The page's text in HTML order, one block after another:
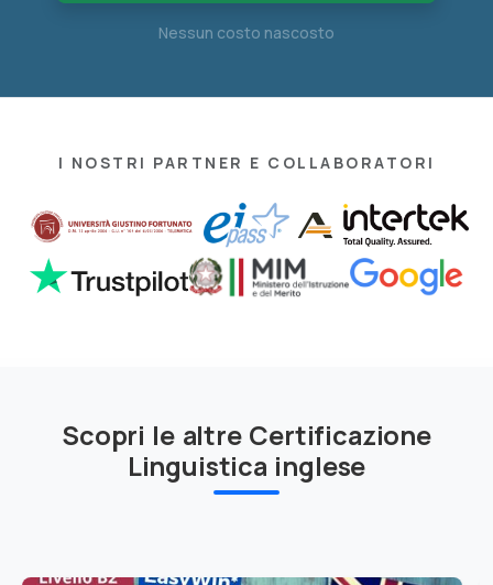
Nessun costo nascosto
I NOSTRI PARTNER E COLLABORATORI
Scopri le altre Certificazione
Linguistica inglese